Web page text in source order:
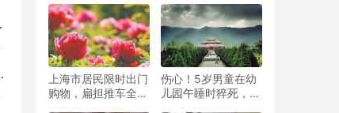
上海市居民限时出门
购物，扁担推车全用
伤心！5岁男童在幼
儿园午睡时猝死，家